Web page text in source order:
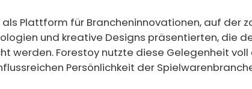
Plattform für Brancheninnovationen, auf der
und kreative Designs präsentierten, die
werden. Forestoy nutzte diese Gelegenheit
Persönlichkeit der